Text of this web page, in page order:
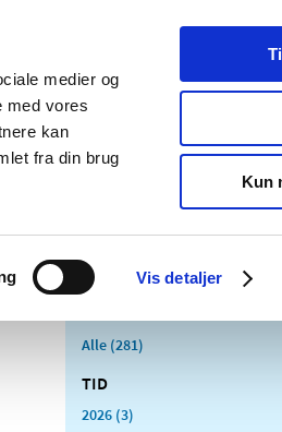
medier og
med vores
kan
fra din brug
Vis detaljer
Kun
Udgivelser
Medicinsk
Særlige
produktområder
Alle (281)
TID
2026 (3)